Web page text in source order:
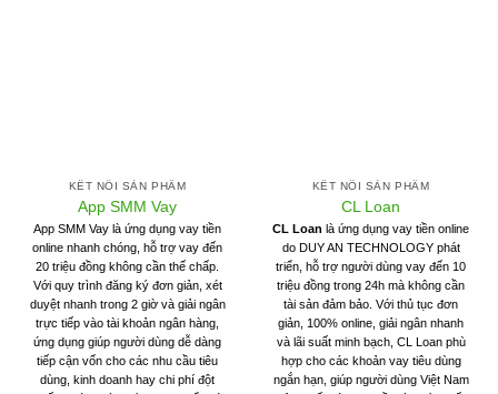
KẾT NỐI SẢN PHẨM
App SMM Vay
App SMM Vay là ứng dụng vay tiền
online nhanh chóng, hỗ trợ vay đến
20 triệu đồng không cần thế chấp.
Với quy trình đăng ký đơn giản, xét
duyệt nhanh trong 2 giờ và giải ngân
trực tiếp vào tài khoản ngân hàng,
ứng dụng giúp người dùng dễ dàng
tiếp cận vốn cho các nhu cầu tiêu
dùng, kinh doanh hay chi phí đột
KẾT NỐI SẢN PHẨM
CL Loan
CL Loan là ứng dụng vay tiền online
do DUY AN TECHNOLOGY phát
triển, hỗ trợ người dùng vay đến 10
triệu đồng trong 24h mà không cần
tài sản đảm bảo. Với thủ tục đơn
giản, 100% online, giải ngân nhanh
và lãi suất minh bạch, CL Loan phù
hợp cho các khoản vay tiêu dùng
ngắn hạn, giúp người dùng Việt Nam